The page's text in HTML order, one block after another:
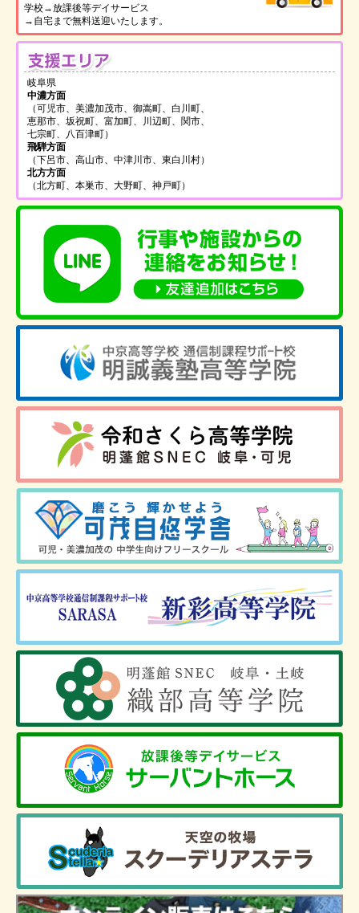
学校→放課後等デイサービス
→自宅まで無料送迎いたします。
岐阜県
中濃方面
（可児市、美濃加茂市、御嵩町、白川町、
恵那市、坂祝町、富加町、川辺町、関市、
七宗町、八百津町）
飛騨方面
（下呂市、高山市、中津川市、東白川村）
北方方面
（北方町、本巣市、大野町、神戸町）